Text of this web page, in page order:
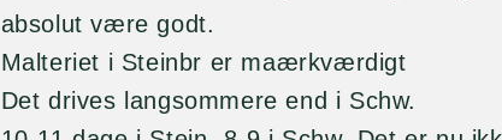
absolut være godt.
Malteriet i Steinbr er maærkværdigt
Det drives langsommere end i Schw.